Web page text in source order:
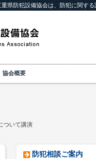
重県防犯設備協会は、防犯に関す
協会概要
ついて講演
防犯相談ご案内